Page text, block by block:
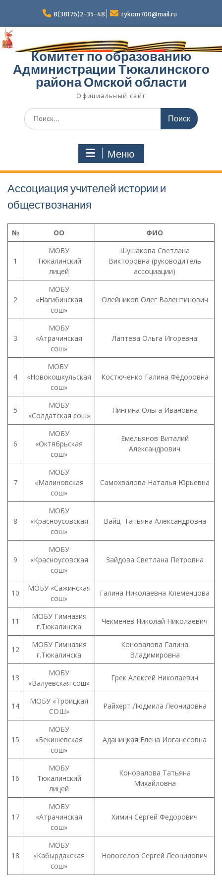
содержимому
8(38176)2-35-48 tykom700@mail.ru
Комитет по образованию
Администрации Тюкалинского
района Омской области
Официальный сайт
Поиск
по:
Меню
Ассоциация учителей истории и
обществознания
№ ОО ФИО
1
МОБУ
Тюкалинский
лицей
Шушакова Светлана
Викторовна (руководитель
ассоциации)
2
МОБУ
«Нагибинская
сош»
Олейников Олег Валентинович
3
МОБУ
«Атрачинская
сош»
Лаптева Ольга Игоревна
4
МОБУ
«Новокошкульская
сош»
Костюченко Галина Фёдоровна
5
МОБУ
«Солдатская сош»
Пингина Ольга Ивановна
6
МОБУ
«Октябрьская
сош»
Емельянов Виталий
Александрович
7
МОБУ
«Малиновская
сош»
Самохвалова Наталья Юрьевна
8
МОБУ
«Красноусовская
сош»
Вайц Татьяна Александровна
9
МОБУ
«Красноусовская
сош»
Зайдова Светлана Петровна
10
МОБУ «Сажинская
сош»
Галина Николаевна Клеменцова
11
МОБУ Гимназия
г.Тюкалинска
Чекменев Николай Николаевич
12
МОБУ Гимназия
г.Тюкалинска
Коновалова Галина
Владимировна
13
МОБУ
«Валуевская сош»
Грек Алексей Николаевич
14
МОБУ «Троицкая
СОШ»
Райхерт Людмила Леонидовна
15
МОБУ
«Бекишевская
сош»
Аданицкая Елена Иоганесовна
16
МОБУ
Тюкалинский
лицей
Коновалова Татьяна
Михайловна
17
МОБУ
«Атрачинская
сош»
Химич Сергей Федорович
18
МОБУ
«Кабырдакская
сош»
Новоселов Сергей Леонидович